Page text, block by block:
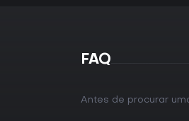
FAQ
Antes de procurar